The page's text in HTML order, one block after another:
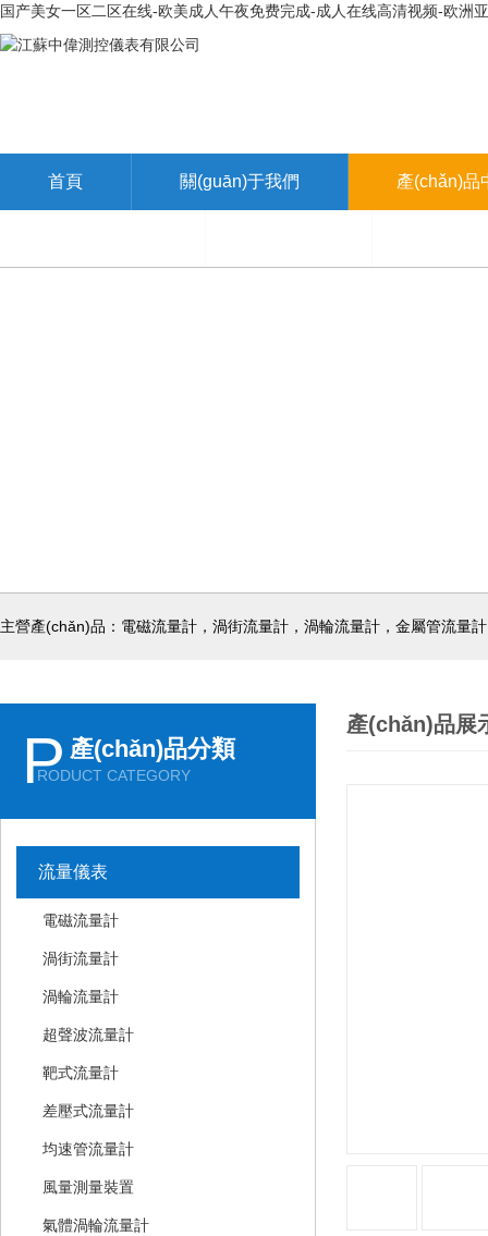
国产美女一区二区在线-欧美成人午夜免费完成-成人在线高清视频-欧
首頁 關(guān)于我們 產(chǎn)品
主營產(chǎn)品：電磁流量計，渦街流量計，渦輪流量計，金屬管流量計
P 產(chǎn)品分類
RODUCT CATEGORY
流量儀表
電磁流量計
渦街流量計
渦輪流量計
超聲波流量計
靶式流量計
差壓式流量計
均速管流量計
風量測量裝置
氣體渦輪流量計
產(chǎn)品展